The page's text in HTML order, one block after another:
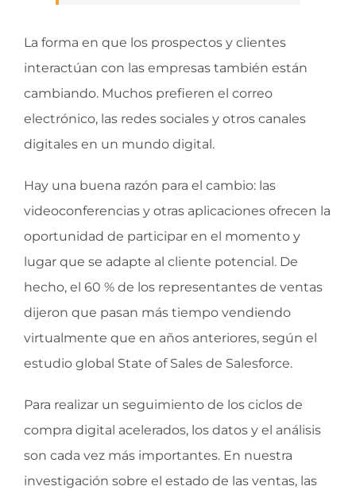
La forma en que los prospectos y clientes
interactúan con las empresas también están
cambiando. Muchos prefieren el correo
electrónico, las redes sociales y otros canales
digitales en un mundo digital.
Hay una buena razón para el cambio: las
videoconferencias y otras aplicaciones ofrecen la
oportunidad de participar en el momento y
lugar que se adapte al cliente potencial. De
hecho, el 60 % de los representantes de ventas
dijeron que pasan más tiempo vendiendo
virtualmente que en años anteriores, según el
estudio global State of Sales de Salesforce.
Para realizar un seguimiento de los ciclos de
compra digital acelerados, los datos y el análisis
son cada vez más importantes. En nuestra
investigación sobre el estado de las ventas, las